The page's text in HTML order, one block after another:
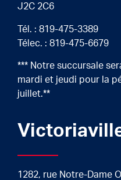
J2C 2C6
Tél. : 819-475-3389
Télec. : 819-475-6679
*** Notre succursale
mardi et jeudi pour la
juillet.**
1282, rue Notre-Dame